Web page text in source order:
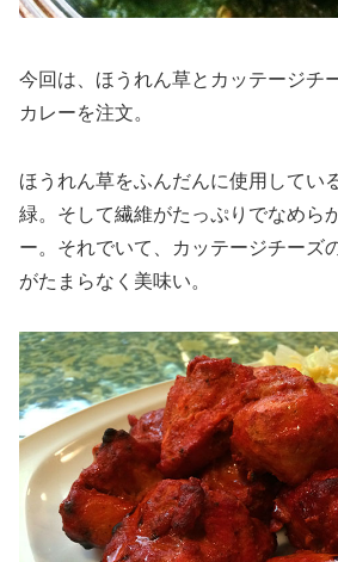
今回は、ほうれん草とカッテージチ
カレーを注文。
ほうれん草をふんだんに使用してい
緑。そして繊維がたっぷりでなめら
ー。それでいて、カッテージチーズ
がたまらなく美味い。